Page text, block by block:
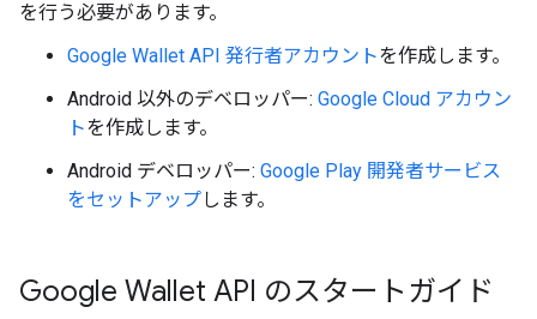
を行う必要があります。
Google Wallet API 発行者アカウントを作成します。
Android 以外のデベロッパー: Google Cloud アカウン
トを作成します。
Android デベロッパー: Google Play 開発者サービス
をセットアップします。
Google Wallet API のスタートガイド